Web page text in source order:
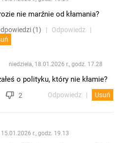
nie marźnie od kłamania?
(1)
Odpowiedz
niedziela, 18.01.2026 r., godz. 17.28
o polityku, który nie kłamie?
2 Odpowiedz Usuń
r., godz. 19.13